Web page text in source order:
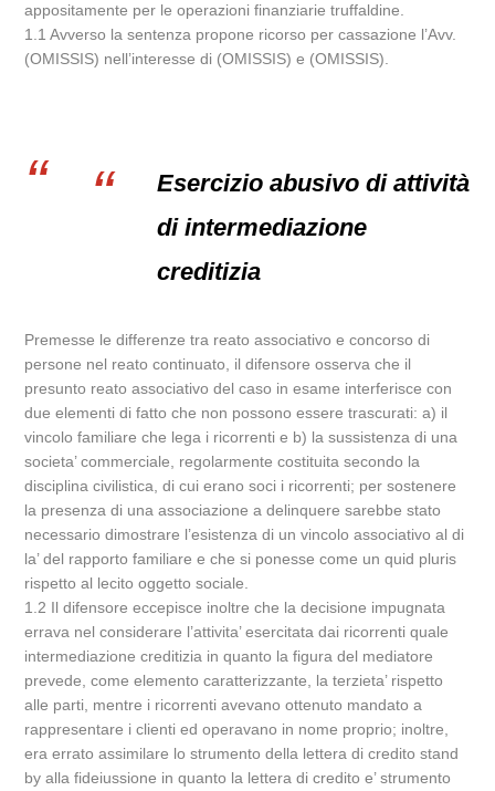
appositamente per le operazioni finanziarie truffaldine.
1.1 Avverso la sentenza propone ricorso per cassazione l’Avv.
(OMISSIS) nell’interesse di (OMISSIS) e (OMISSIS).
Esercizio abusivo di attività
di intermediazione
creditizia
Premesse le differenze tra reato associativo e concorso di
persone nel reato continuato, il difensore osserva che il
presunto reato associativo del caso in esame interferisce con
due elementi di fatto che non possono essere trascurati: a) il
vincolo familiare che lega i ricorrenti e b) la sussistenza di una
societa’ commerciale, regolarmente costituita secondo la
disciplina civilistica, di cui erano soci i ricorrenti; per sostenere
la presenza di una associazione a delinquere sarebbe stato
necessario dimostrare l’esistenza di un vincolo associativo al di
la’ del rapporto familiare e che si ponesse come un quid pluris
rispetto al lecito oggetto sociale.
1.2 Il difensore eccepisce inoltre che la decisione impugnata
errava nel considerare l’attivita’ esercitata dai ricorrenti quale
intermediazione creditizia in quanto la figura del mediatore
prevede, come elemento caratterizzante, la terzieta’ rispetto
alle parti, mentre i ricorrenti avevano ottenuto mandato a
rappresentare i clienti ed operavano in nome proprio; inoltre,
era errato assimilare lo strumento della lettera di credito stand
by alla fideiussione in quanto la lettera di credito e’ strumento